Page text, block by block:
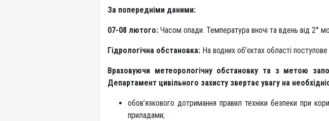
За попередніми даними:
07-08 лютого: Часом опади. Температура вночі та вдень від 2°
Гідрологічна обстановка: На водних об’єктах області
Враховуючи метеорологічну обстановку та з метою
Департамент цивільного захисту звертає увагу на
обов’язкового дотримання правил техніки безпеки при
приладами;